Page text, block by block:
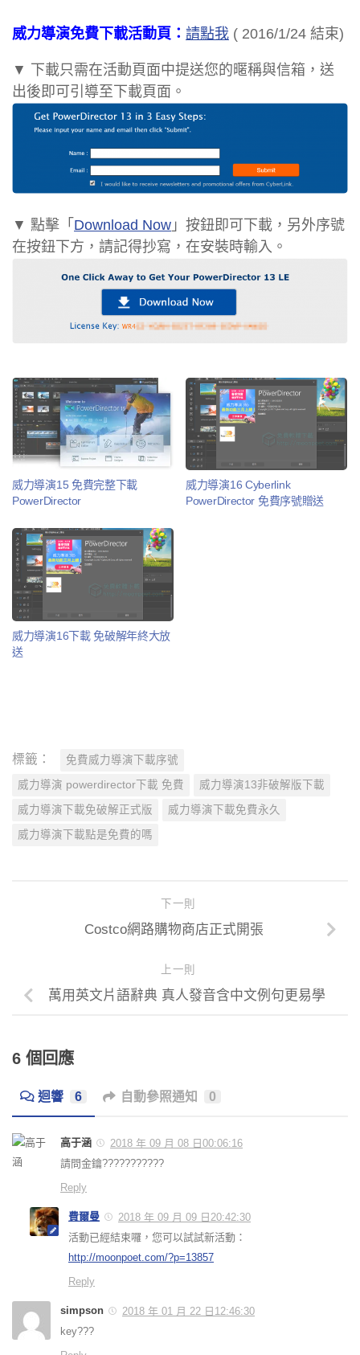
威力導演免費下載活動頁： 請點我 ( 2016/1/24 結束)
▼ 下載只需在活動頁面中提送您的暱稱與信箱，送
出後即可引導至下載頁面。
▼ 點擊「 Download Now 」按鈕即可下載，另外序號
在按鈕下方，請記得抄寫，在安裝時輸入。
威力導演15 免費完整下載
PowerDirector
威力導演16 Cyberlink
PowerDirector 免費序號贈送
威力導演16下載 免破解年終大放
送
標籤： 免費威力導演下載序號
威力導演 powerdirector下載 免費 威力導演13非破解版下載
威力導演下載免破解正式版 威力導演下載免費永久
威力導演下載點是免費的嗎
下一則
Costco網路購物商店正式開張
上一則
萬用英文片語辭典 真人發音含中文例句更易學
6 個回應
迴響 6 自動參照通知 0
高于涵
2018 年 09 月 08 日00:06:16
請問金鑰???????????
Reply
費爾曼
2018 年 09 月 09 日20:42:30
活動已經結束囉，您可以試試新活動：
http://moonpoet.com/?p=13857
Reply
simpson
2018 年 01 月 22 日12:46:30
key???